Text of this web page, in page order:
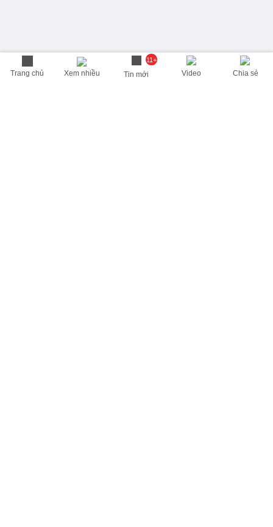
Trang chủ Xem nhiều
11+
Tin mới Video Chia sẻ